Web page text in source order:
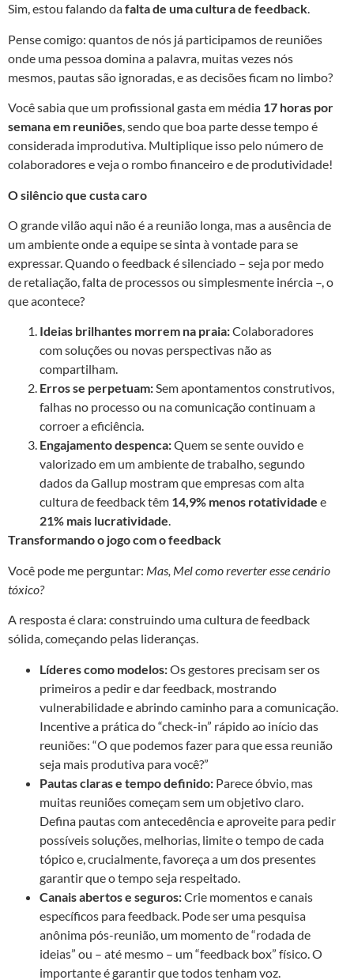
Sim, estou falando dafalta de uma cultura de feedback.
Pense comigo: quantos de nós já participamos de reuniões
onde uma pessoa domina a palavra, muitas vezes nós
mesmos, pautas são ignoradas, e as decisões ficam no limbo?
Você sabia que um profissional gasta em média 17 horas por
semana em reuniões, sendo que boa parte desse tempo é
considerada improdutiva. Multiplique isso pelo número de
colaboradores e veja o rombo financeiro e de produtividade!
O silêncio que custa caro
O grande vilão aqui não é a reunião longa, mas a ausência de
um ambiente onde a equipe se sinta à vontade para se
expressar. Quando o feedback é silenciado – seja por medo
de retaliação, falta de processos ou simplesmente inércia –, o
que acontece?
Ideias brilhantes morrem na praia:Colaboradores
com soluções ou novas perspectivas não as
compartilham.
Erros se perpetuam:Sem apontamentos construtivos,
falhas no processo ou na comunicação continuam a
corroer a eficiência.
Engajamento despenca:Quem se sente ouvido e
valorizado em um ambiente de trabalho, segundo
dados da Gallup mostram que empresas com alta
cultura de feedback têm 14,9% menos rotatividade e
21% mais lucratividade.
Transformando o jogo com o feedback
Você pode me perguntar: Mas, Mel como reverter esse cenário
tóxico?
A resposta é clara: construindo uma cultura de feedback
sólida, começando pelas lideranças.
Líderes como modelos:Os gestores precisam ser os
primeiros a pedir e dar feedback, mostrando
vulnerabilidade e abrindo caminho para a comunicação.
Incentive a prática do “check-in” rápido ao início das
reuniões: “O que podemos fazer para que essa reunião
seja mais produtiva para você?”
Pautas claras e tempo definido: Parece óbvio, mas
muitas reuniões começam sem um objetivo claro.
Defina pautas com antecedência e aproveite para pedir
possíveis soluções, melhorias, limite o tempo de cada
tópico e, crucialmente, favoreça a um dos presentes
garantir que o tempo seja respeitado.
Canais abertos e seguros:Crie momentos e canais
específicos para feedback. Pode ser uma pesquisa
anônima pós-reunião, um momento de “rodada de
ideias” ou – até mesmo – um “feedback box” físico. O
importante é garantir que todos tenham voz.